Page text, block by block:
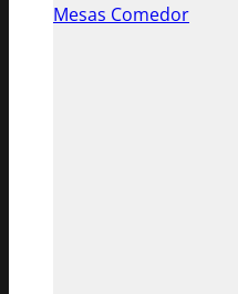
Mesas Comedor